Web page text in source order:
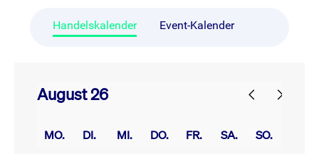
Handelskalender Event-Kalender
August 26
MO. DI. MI. DO. FR. SA. SO.